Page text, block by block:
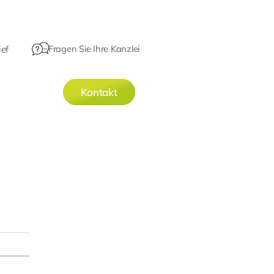
Fragen Sie Ihre Kanzlei
Kontakt